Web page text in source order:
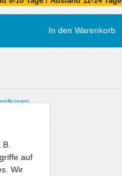
In den Warenkorb
auf
Wir